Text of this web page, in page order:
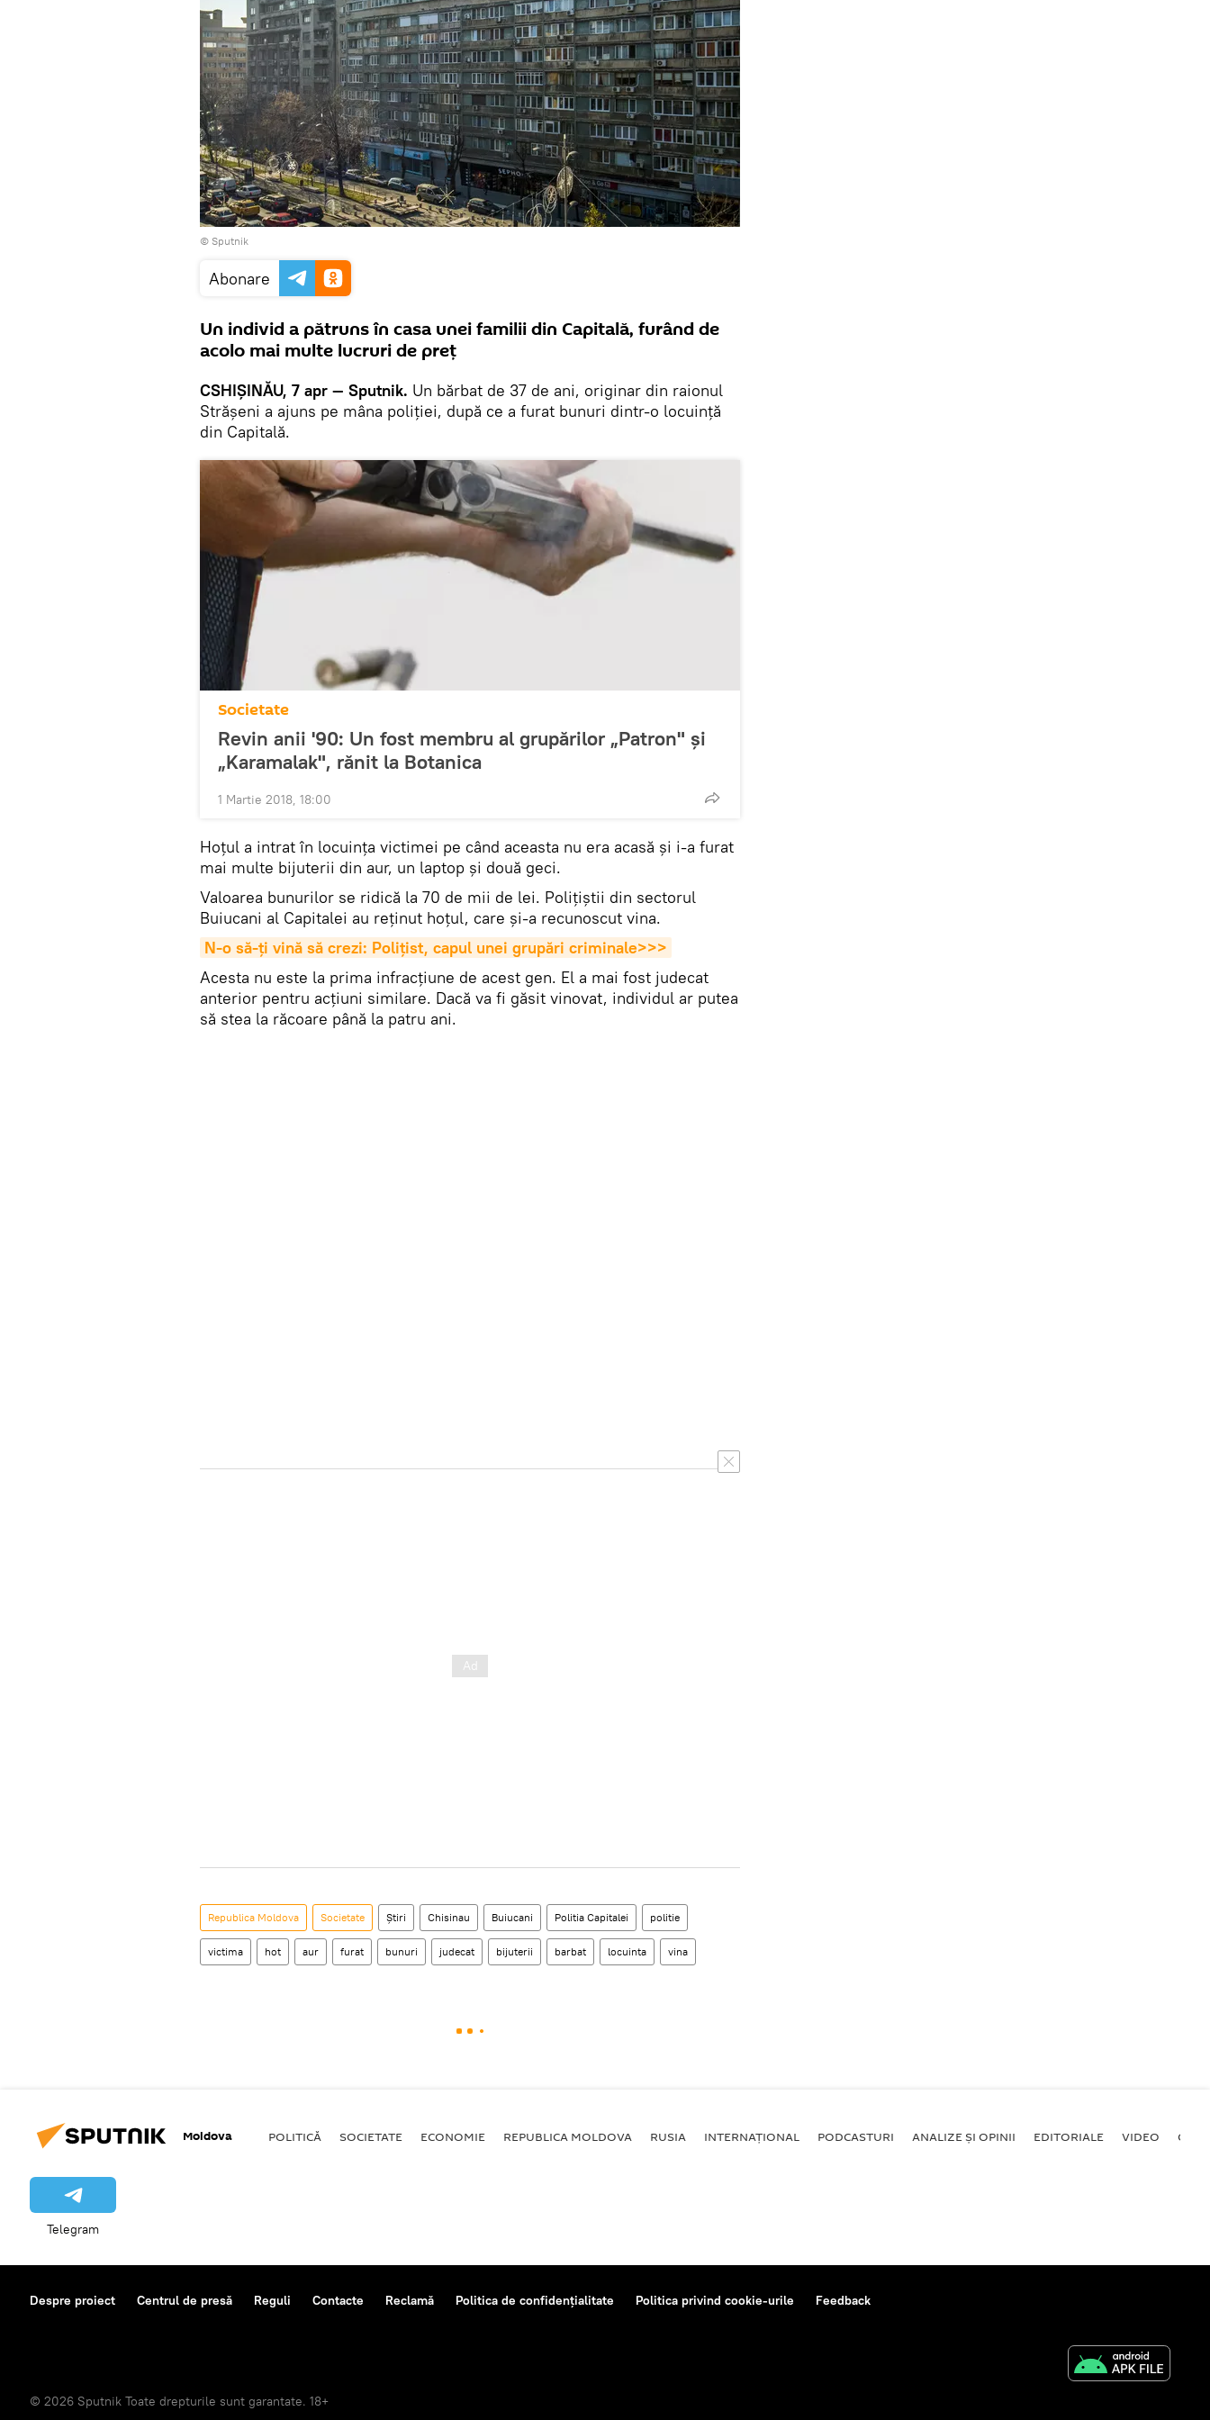
© Sputnik
Abonare
Un individ a pătruns în casa unei familii din Capitală, furând de
acolo mai multe lucruri de preț
CSHIȘINĂU, 7 apr — Sputnik. Un bărbat de 37 de ani, originar din raionul
Strășeni a ajuns pe mâna poliției, după ce a furat bunuri dintr-o locuință
din Capitală.
Societate
Revin anii '90: Un fost membru al grupărilor „Patron" şi
„Karamalak", rănit la Botanica
1 Martie 2018, 18:00
Hoțul a intrat în locuința victimei pe când aceasta nu era acasă și i-a furat
mai multe bijuterii din aur, un laptop și două geci.
Valoarea bunurilor se ridică la 70 de mii de lei. Polițiștii din sectorul
Buiucani al Capitalei au reținut hoțul, care și-a recunoscut vina.
N-o să-ți vină să crezi: Polițist, capul unei grupări criminale>>>
Acesta nu este la prima infracțiune de acest gen. El a mai fost judecat
anterior pentru acțiuni similare. Dacă va fi găsit vinovat, individul ar putea
să stea la răcoare până la patru ani.
Republica Moldova Societate Știri Chisinau Buiucani Politia Capitalei politie
victima hot aur furat bunuri judecat bijuterii barbat locuinta vina
Moldova POLITICĂ SOCIETATE ECONOMIE REPUBLICA MOLDOVA RUSIA INTERNAȚIONAL PODCASTURI ANALIZE ȘI OPINII EDITORIALE VIDEO
Telegram
Despre proiect Centrul de presă Reguli Contacte Reclamă Politica de confidențialitate Politica privind cookie-urile Feedback
© 2026 Sputnik Toate drepturile sunt garantate. 18+